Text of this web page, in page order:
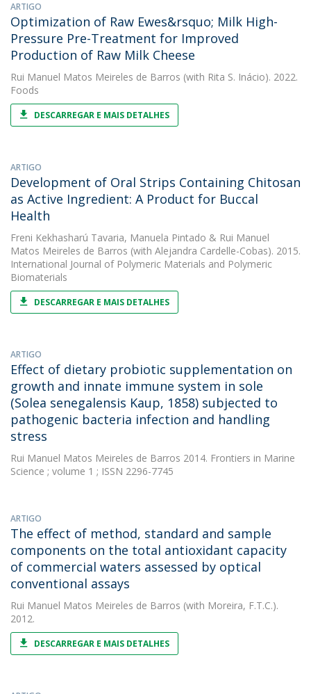
ARTIGO
Optimization of Raw Ewes&rsquo; Milk High-
Pressure Pre-Treatment for Improved
Production of Raw Milk Cheese
Rui Manuel Matos Meireles de Barros (with Rita S. Inácio). 2022.
Foods
DESCARREGAR E MAIS DETALHES
ARTIGO
Development of Oral Strips Containing Chitosan
as Active Ingredient: A Product for Buccal
Health
Freni Kekhasharú Tavaria, Manuela Pintado & Rui Manuel
Matos Meireles de Barros (with Alejandra Cardelle-Cobas). 2015.
International Journal of Polymeric Materials and Polymeric
Biomaterials
DESCARREGAR E MAIS DETALHES
ARTIGO
Effect of dietary probiotic supplementation on
growth and innate immune system in sole
(Solea senegalensis Kaup, 1858) subjected to
pathogenic bacteria infection and handling
stress
Rui Manuel Matos Meireles de Barros 2014. Frontiers in Marine
Science ; volume 1 ; ISSN 2296-7745
ARTIGO
The effect of method, standard and sample
components on the total antioxidant capacity
of commercial waters assessed by optical
conventional assays
Rui Manuel Matos Meireles de Barros (with Moreira, F.T.C.).
2012.
DESCARREGAR E MAIS DETALHES